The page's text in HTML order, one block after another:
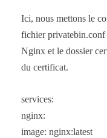
Ici, nous mettons le
fichier privatebin.conf
Nginx et le dossier
du certificat.
services:
nginx:
image: nginx:latest